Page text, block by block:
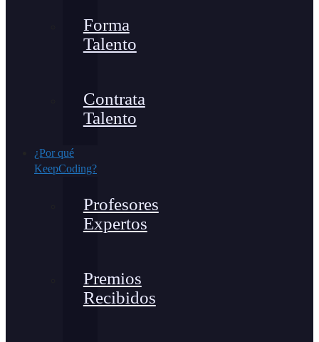
Forma
Talento
Contrata
Talento
¿Por qué
KeepCoding?
Profesores
Expertos
Premios
Recibidos